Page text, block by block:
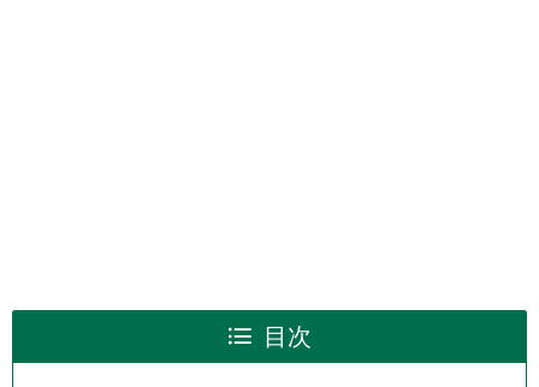
目次